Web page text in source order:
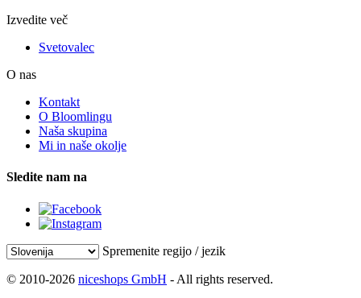
Izvedite več
Svetovalec
O nas
Kontakt
O Bloomlingu
Naša skupina
Mi in naše okolje
Sledite nam na
Spremenite regijo / jezik
© 2010-2026 niceshops GmbH - All rights reserved.